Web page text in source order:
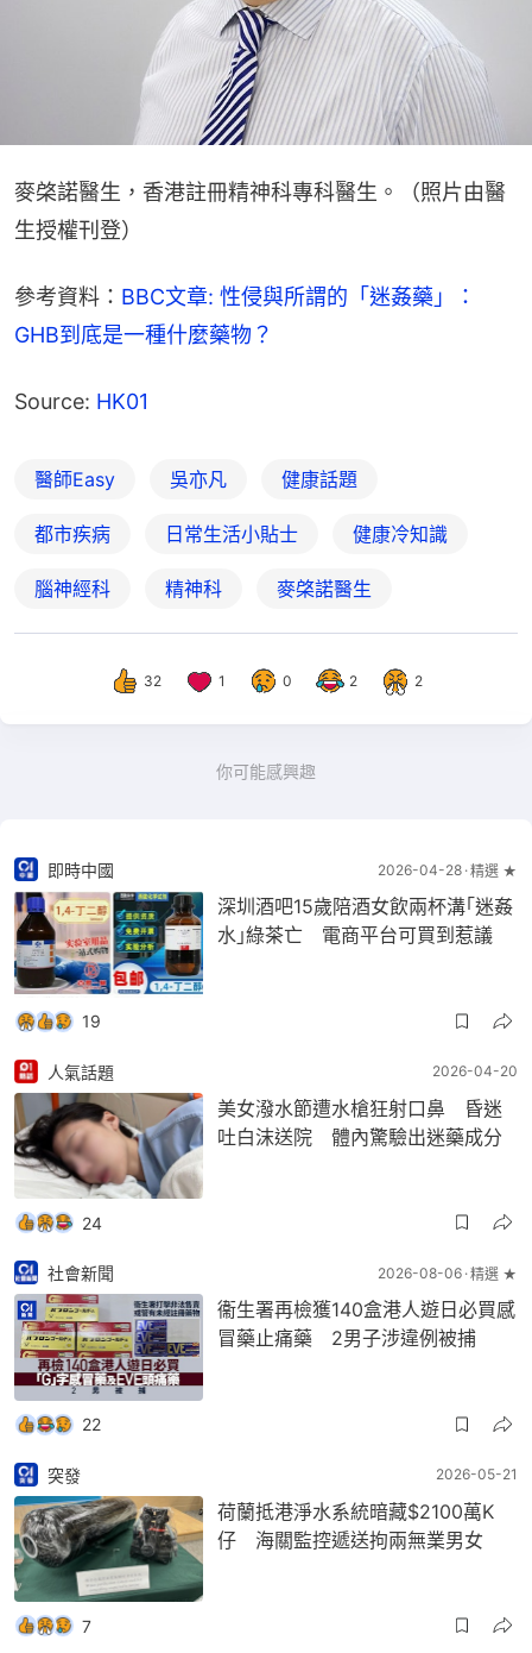
麥棨諾醫生，香港註冊精神科專科醫生。（照片由醫
生授權刊登）
參考資料： BBC文章: 性侵與所謂的「迷姦藥」：
GHB到底是一種什麼藥物？
Source: HK01
醫師Easy 吳亦凡 健康話題
都市疾病 日常生活小貼士 健康冷知識
腦神經科 精神科 麥棨諾醫生
32 1 0 2 2
你可能感興趣
即時中國 2026-04-28 精選 ★
深圳酒吧15歲陪酒女飲兩杯溝｢迷姦
水｣綠茶亡 電商平台可買到惹議
19
人氣話題 2026-04-20
美女潑水節遭水槍狂射口鼻 昏迷
吐白沫送院 體內驚驗出迷藥成分
24
社會新聞 2026-08-06 精選 ★
衞生署再檢獲140盒港人遊日必買感
冒藥止痛藥 2男子涉違例被捕
22
突發 2026-05-21
荷蘭抵港淨水系統暗藏$2100萬K
仔 海關監控遞送拘兩無業男女
7